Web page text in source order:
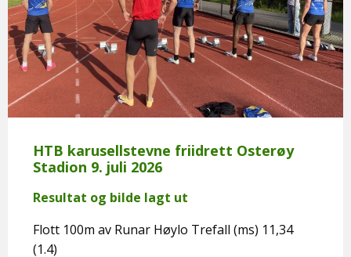
HTB karusellstevne friidrett Osterøy
Stadion 9. juli 2026
Resultat og bilde lagt ut
Flott 100m av Runar Høylo Trefall (ms) 11,34
(1.4)